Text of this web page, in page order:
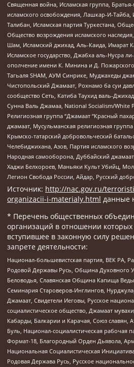
Священная война, Исламская группа,
исламского освобождения, Лашкар-И-Тайба,
Талибан, Исламская партия Туркестана,
Общество возрождения исламского
Шам, Исламский джихад, Аль-Каида, Имарат
Исламское государство, Джабха аль-Нусра
ополчение имени К. Минина и Д.
Тагьаля SHAM, АУМ Синрике, Муджахеды
Чистопольский Джамаат, Рохнамо ба суи
сообщество Сеть, Катиба Таухид валь-
Сунна Валь Джамаа, National Socialism/White
Религиозная группа “Джамаат “Красный
джамаат, Мусульманская религиозная
Крымско-татарский добровольческий
Челебиджихана, Азов, Партия исламского
Народная самооборона, Дуббайский
Хаджи Белхороев, Маньяки Культ Убийц,
Легион Свобода России, Айдар, Русский
Источник: http://nac.gov.ru/
organizacii-i-materialy.html данные
* Перечень общественных
организаций в отношении
вступившее в законную силу
запрете деятельности:
Национал-большевистская партия, ВЕК РА,
Родовой Державы Русь, Община Духовного
Беловодья, Славянская Община Капища
Семинария Староверов-Инглингов,
Джамаат, Свидетели Иеговы, Русское
социалистическое общество, Джамаат
Кабарды, Балкарии и Карачая, Союз славян,
Буль, Национал-социалистическая рабочая
Формат-18, Благородный Орден Дьявола,
Национальная Социалистическая
Родовая Держава Русь, Русское